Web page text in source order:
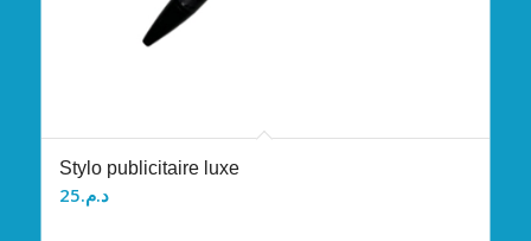
Stylo publicitaire luxe
د.م.25